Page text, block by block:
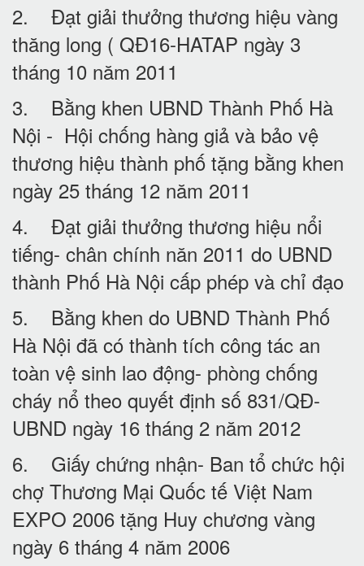
2. Đạt giải thưởng thương hiệu vàng
thăng long ( QĐ16-HATAP ngày 3
tháng 10 năm 2011
3. Bằng khen UBND Thành Phố Hà
Nội - Hội chống hàng giả và bảo vệ
thương hiệu thành phố tặng bằng khen
ngày 25 tháng 12 năm 2011
4. Đạt giải thưởng thương hiệu nổi
tiếng- chân chính năn 2011 do UBND
thành Phố Hà Nội cấp phép và chỉ đạo
5. Bằng khen do UBND Thành Phố
Hà Nội đã có thành tích công tác an
toàn vệ sinh lao động- phòng chống
cháy nổ theo quyết định số 831/QĐ-
UBND ngày 16 tháng 2 năm 2012
6. Giấy chứng nhận- Ban tổ chức hội
chợ Thương Mại Quốc tế Việt Nam
EXPO 2006 tặng Huy chương vàng
ngày 6 tháng 4 năm 2006